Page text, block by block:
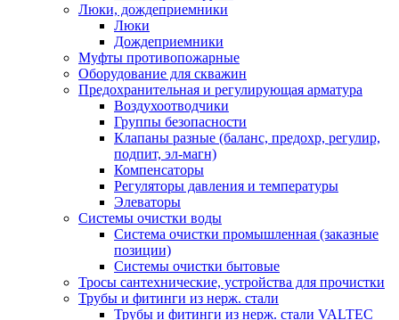
Люки, дождеприемники
Люки
Дождеприемники
Муфты противопожарные
Оборудование для скважин
Предохранительная и регулирующая арматура
Воздухоотводчики
Группы безопасности
Клапаны разные (баланс, предохр, регулир,
подпит, эл-магн)
Компенсаторы
Регуляторы давления и температуры
Элеваторы
Системы очистки воды
Система очистки промышленная (заказные
позиции)
Системы очистки бытовые
Тросы сантехнические, устройства для прочистки
Трубы и фитинги из нерж. стали
Трубы и фитинги из нерж. стали VALTEC